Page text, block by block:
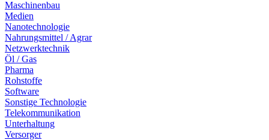
Maschinenbau
Medien
Nanotechnologie
Nahrungsmittel / Agrar
Netzwerktechnik
Öl / Gas
Pharma
Rohstoffe
Software
Sonstige Technologie
Telekommunikation
Unterhaltung
Versorger